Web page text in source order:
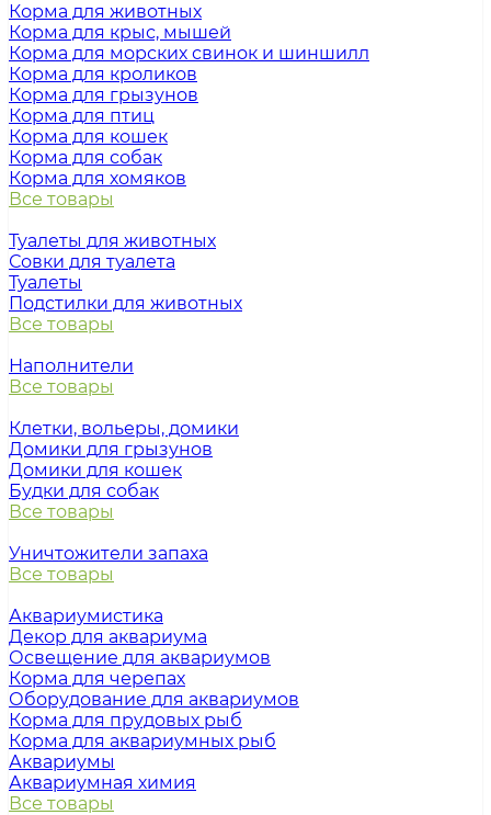
Корма для животных
Корма для крыс, мышей
Корма для морских свинок и шиншилл
Корма для кроликов
Корма для грызунов
Корма для птиц
Корма для кошек
Корма для собак
Корма для хомяков
Все товары
Туалеты для животных
Совки для туалета
Туалеты
Подстилки для животных
Все товары
Наполнители
Все товары
Клетки, вольеры, домики
Домики для грызунов
Домики для кошек
Будки для собак
Все товары
Уничтожители запаха
Все товары
Аквариумистика
Декор для аквариума
Освещение для аквариумов
Корма для черепах
Оборудование для аквариумов
Корма для прудовых рыб
Корма для аквариумных рыб
Аквариумы
Аквариумная химия
Все товары